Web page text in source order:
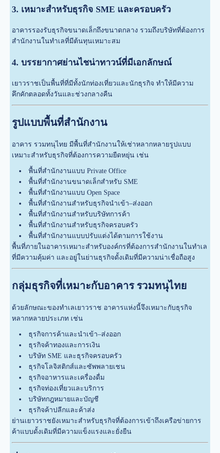
3. เหมาะสำหรับธุรกิจ SME และครอบครัว
อาคารรองรับธุรกิจขนาดเล็กถึงขนาดกลาง รวมถึงบริษัทที่ต้องการ
สำนักงานในทำเลที่มีต้นทุนเหมาะสม
4. บรรยากาศย่านไชน่าทาวน์ที่มีเอกลักษณ์
เยาวราชเป็นพื้นที่ที่มีทั้งนักท่องเที่ยวและนักธุรกิจ ทำให้มีความ
คึกคักตลอดทั้งวันและช่วงกลางคืน
รูปแบบพื้นที่สำนักงาน
อาคาร รวมทนุไทย มีพื้นที่สำนักงานให้เช่าหลากหลายรูปแบบ
เหมาะสำหรับธุรกิจที่ต้องการความยืดหยุ่น เช่น
พื้นที่สำนักงานแบบ Private Office
พื้นที่สำนักงานขนาดเล็กสำหรับ SME
พื้นที่สำนักงานแบบ Open Space
พื้นที่สำนักงานสำหรับธุรกิจนำเข้า–ส่งออก
พื้นที่สำนักงานสำหรับบริษัทการค้า
พื้นที่สำนักงานสำหรับธุรกิจครอบครัว
พื้นที่สำนักงานแบบปรับแต่งได้ตามการใช้งาน
พื้นที่ภายในอาคารเหมาะสำหรับองค์กรที่ต้องการสำนักงานในทำเล
ที่มีความคุ้มค่า และอยู่ในย่านธุรกิจดั้งเดิมที่มีความน่าเชื่อถือสูง
กลุ่มธุรกิจที่เหมาะกับอาคาร รวมทนุไทย
ด้วยลักษณะของทำเลเยาวราช อาคารแห่งนี้จึงเหมาะกับธุรกิจ
หลากหลายประเภท เช่น
ธุรกิจการค้าและนำเข้า–ส่งออก
ธุรกิจค้าทองและการเงิน
บริษัท SME และธุรกิจครอบครัว
ธุรกิจโลจิสติกส์และซัพพลายเชน
ธุรกิจอาหารและเครื่องดื่ม
ธุรกิจท่องเที่ยวและบริการ
บริษัทกฎหมายและบัญชี
ธุรกิจค้าปลีกและค้าส่ง
ย่านเยาวราชยังเหมาะสำหรับธุรกิจที่ต้องการเข้าถึงเครือข่ายการ
ค้าแบบดั้งเดิมที่มีความแข็งแรงและยั่งยืน